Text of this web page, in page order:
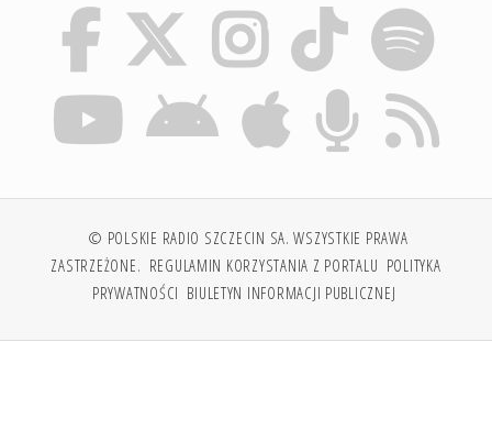
© POLSKIE RADIO SZCZECIN SA. WSZYSTKIE PRAWA
ZASTRZEŻONE. REGULAMIN KORZYSTANIA Z PORTALU POLITYKA
PRYWATNOŚCI BIULETYN INFORMACJI PUBLICZNEJ